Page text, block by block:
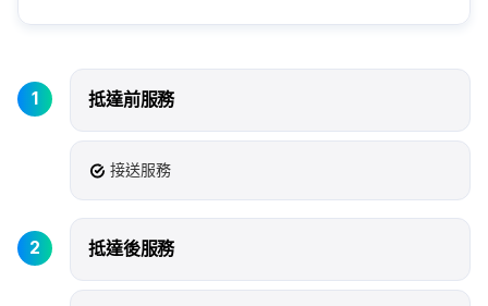
1 抵達前服務
接送服務
2 抵達後服務